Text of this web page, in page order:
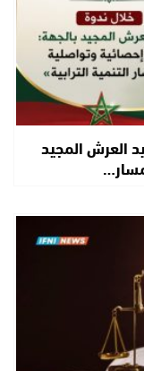
العرش المجيد